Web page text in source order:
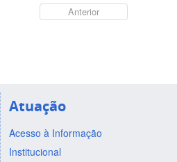
Anterior
Atuação
Acesso à Informação
Institucional